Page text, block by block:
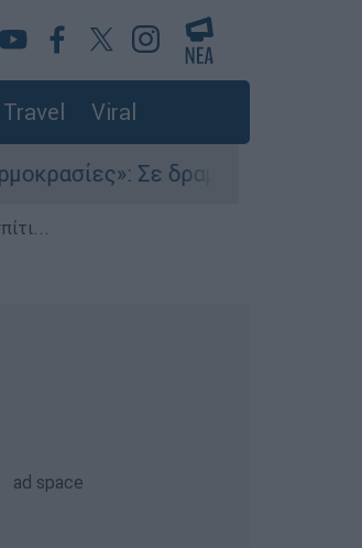
Travel Viral
Σε δραματικές συνθήκες